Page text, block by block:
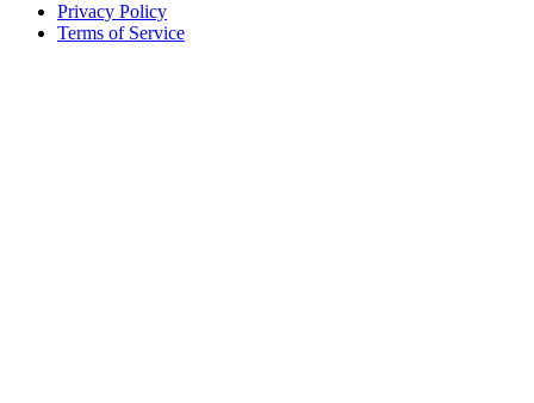
Privacy Policy
Terms of Service